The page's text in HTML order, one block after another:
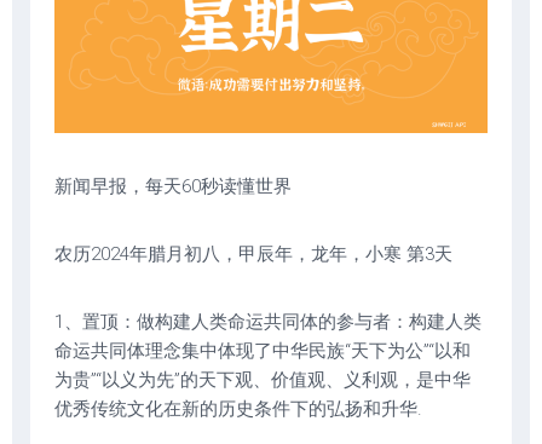
新闻早报，每天60秒读懂世界
农历2024年腊月初八，甲辰年，龙年，小寒 第3天
1、置顶：做构建人类命运共同体的参与者：构建人类
命运共同体理念集中体现了中华民族“天下为公”“以和
为贵”“以义为先”的天下观、价值观、义利观，是中华
优秀传统文化在新的历史条件下的弘扬和升华.